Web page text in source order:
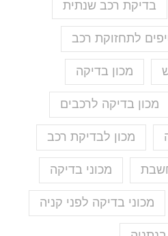
בדיקת רכב שנתית
לתחזוקת רכב
מכון בדיקה
מכון בדיקה לרכבים
מכון לבדיקת רכב
מכוני בדיקה
מכוני בדיקה לפני קניה